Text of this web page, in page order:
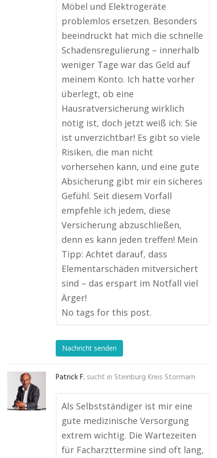
Möbel und Elektrogeräte
problemlos ersetzen. Besonders
beeindruckt hat mich die schnelle
Schadensregulierung – innerhalb
weniger Tage war das Geld auf
meinem Konto. Ich hatte vorher
überlegt, ob eine
Hausratversicherung wirklich
nötig ist, doch jetzt weiß ich: Sie
ist unverzichtbar! Es gibt so viele
Risiken, die man nicht
vorhersehen kann, und eine gute
Absicherung gibt mir ein sicheres
Gefühl. Seit diesem Vorfall
empfehle ich jedem, diese
Versicherung abzuschließen,
denn es kann jeden treffen! Mein
Tipp: Achtet darauf, dass
Elementarschäden mitversichert
sind – das erspart im Notfall viel
Ärger!
No tags for this post.
Nachricht senden
Patrick F. sucht in Steinburg Kreis Stormarn
Als Selbstständiger ist mir eine
gute medizinische Versorgung
extrem wichtig. Die Wartezeiten
für Facharzttermine sind oft lang,